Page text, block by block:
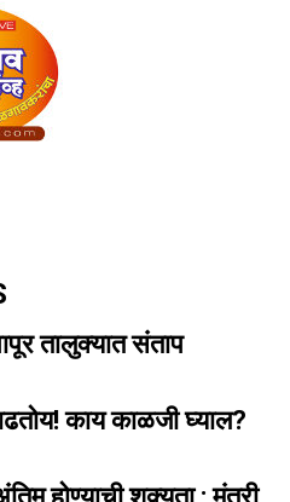
तालुक्यात संताप
काय काळजी घ्याल?